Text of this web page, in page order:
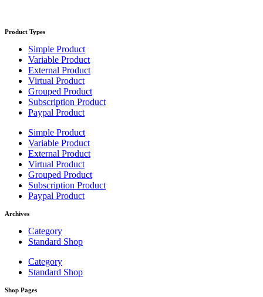
Product Types
Simple Product
Variable Product
External Product
Virtual Product
Grouped Product
Subscription Product
Paypal Product
Simple Product
Variable Product
External Product
Virtual Product
Grouped Product
Subscription Product
Paypal Product
Archives
Category
Standard Shop
Category
Standard Shop
Shop Pages